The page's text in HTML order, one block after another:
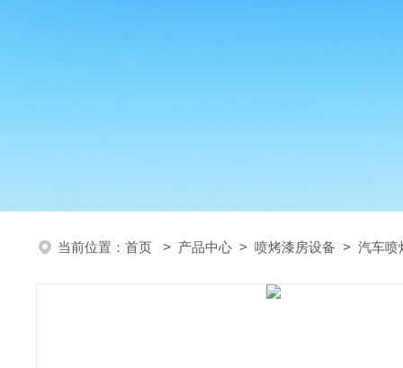
当前位置： 首页 > 产品中心 > 喷烤漆房设备 > 汽车喷